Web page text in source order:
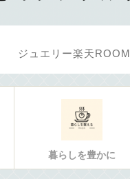
ジュエリー楽天ROOM
暮らしを豊かに